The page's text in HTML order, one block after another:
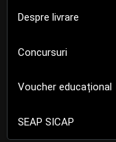
Despre livrare
Concursuri
Voucher educațional
SEAP SICAP